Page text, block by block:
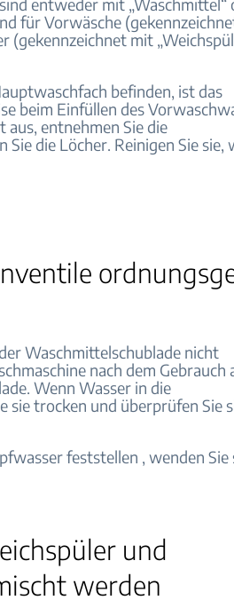
für Vorwäsche
(gekennzeichnet mit
befinden, ist das
beim Einfüllen des
aus, entnehmen Sie die
die Löcher. Reinigen Sie sie,
Waschmittelschublade nicht
nach dem Gebrauch
Wenn Wasser in die
trocken und überprüfen Sie
feststellen , wenden Sie
und
werden